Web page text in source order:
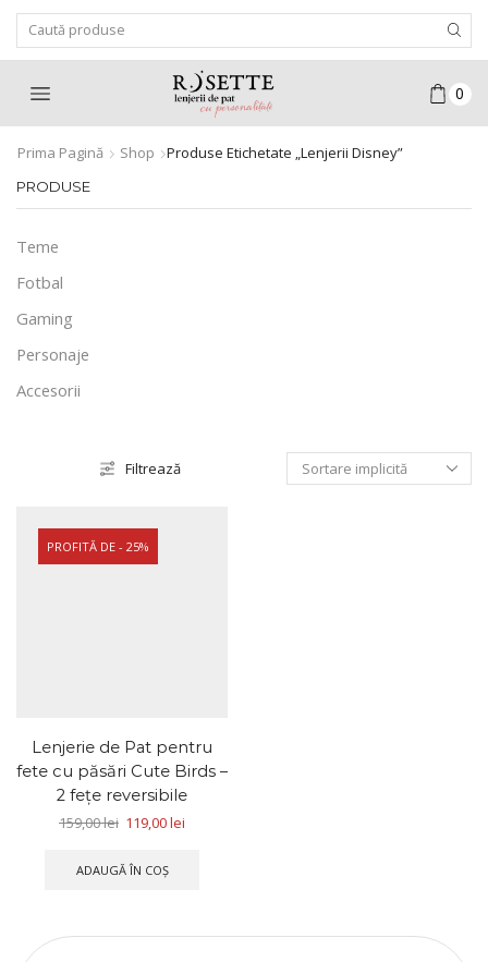
Input
0
Prima Pagină Shop Produse Etichetate „lenjerii Disney”
Filtrează
PROFITĂ DE - 25%
Lenjerie de Pat pentru
fete cu păsări Cute Birds –
2 feţe reversibile
159,00lei 119,00lei
ADAUGĂ ÎN COȘ
PRODUSE
Teme
Fotbal
Gaming
Personaje
Accesorii